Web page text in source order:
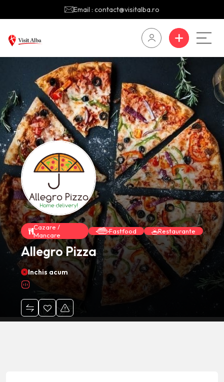
Email : contact@visitalba.ro
Cazare /
Mancare
Fastfood Restaurante
Allegro Pizza
Inchis acum